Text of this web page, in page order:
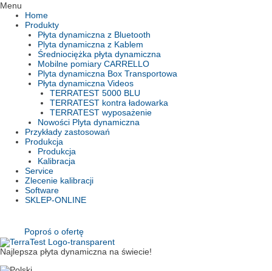
Menu
Home
Produkty
Płyta dynamiczna z Bluetooth
Plyta dynamiczna z Kablem
Średniociężka płyta dynamiczna
Mobilne pomiary CARRELLO
Plyta dynamiczna Box Transportowa
Płyta dynamiczna Videos
TERRATEST 5000 BLU
TERRATEST kontra ładowarka
TERRATEST wyposażenie
Nowości Plyta dynamiczna
Przykłady zastosowań
Produkcja
Produkcja
Kalibracja
Service
Zlecenie kalibracji
Software
SKLEP-ONLINE
Poproś o ofertę
Najlepsza płyta dynamiczna na świecie!